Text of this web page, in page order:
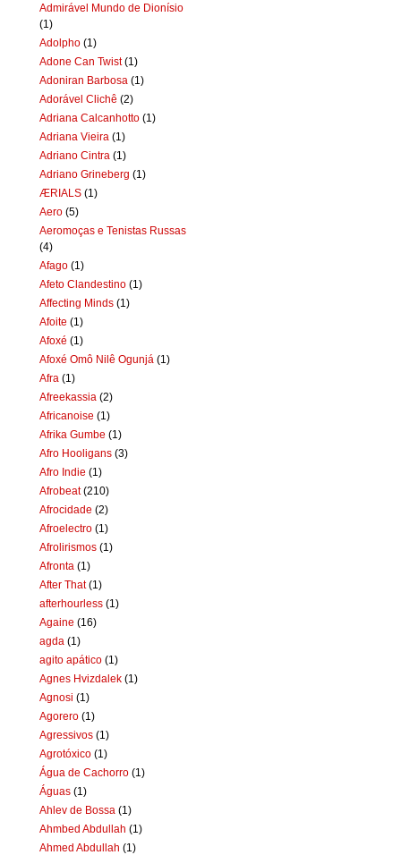
Admirável Mundo de Dionísio
(1)
Adolpho (1)
Adone Can Twist (1)
Adoniran Barbosa (1)
Adorável Clichê (2)
Adriana Calcanhotto (1)
Adriana Vieira (1)
Adriano Cintra (1)
Adriano Grineberg (1)
ÆRIALS (1)
Aero (5)
Aeromoças e Tenistas Russas
(4)
Afago (1)
Afeto Clandestino (1)
Affecting Minds (1)
Afoite (1)
Afoxé (1)
Afoxé Omô Nilê Ogunjá (1)
Afra (1)
Afreekassia (2)
Africanoise (1)
Afrika Gumbe (1)
Afro Hooligans (3)
Afro Indie (1)
Afrobeat (210)
Afrocidade (2)
Afroelectro (1)
Afrolirismos (1)
Afronta (1)
After That (1)
afterhourless (1)
Againe (16)
agda (1)
agito apático (1)
Agnes Hvizdalek (1)
Agnosi (1)
Agorero (1)
Agressivos (1)
Agrotóxico (1)
Água de Cachorro (1)
Águas (1)
Ahlev de Bossa (1)
Ahmbed Abdullah (1)
Ahmed Abdullah (1)